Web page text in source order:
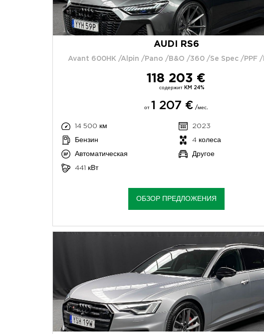
AUDI RS6
Avant 600HK /Alpin /Pano /B&O /360 /Se Spec /PPF /
118 203 €
содержит KM 24%
от 1 207 € /мес.
14 500 км
2023
Бензин
4 колеса
Автоматическая
Другое
441 кВт
ОБЗОР ПРЕДЛОЖЕНИЯ